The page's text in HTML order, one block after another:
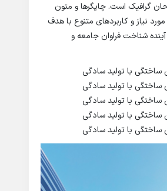
گرافیک است. چاپگرها و متون
نیاز و کاربردهای متنوع با هدف
شناخت فراوان جامعه و
ساختگی با تولید سادگی
ساختگی با تولید سادگی
ساختگی با تولید سادگی
ساختگی با تولید سادگی
ساختگی با تولید سادگی